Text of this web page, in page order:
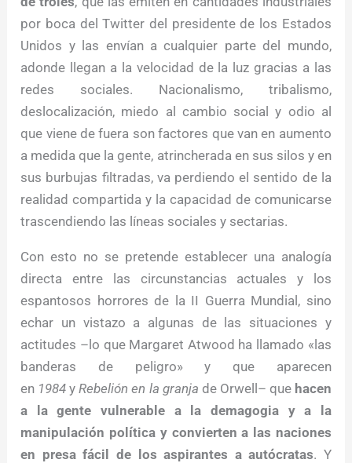
por boca del Twitter del presidente de los Estados
Unidos y las envían a cualquier parte del mundo,
adonde llegan a la velocidad de la luz gracias a las
redes sociales. Nacionalismo, tribalismo,
deslocalización, miedo al cambio social y odio al
que viene de fuera son factores que van en aumento
a medida que la gente, atrincherada en sus silos y en
sus burbujas filtradas, va perdiendo el sentido de la
realidad compartida y la capacidad de comunicarse
trascendiendo las líneas sociales y sectarias.
Con esto no se pretende establecer una analogía
directa entre las circunstancias actuales y los
espantosos horrores de la II Guerra Mundial, sino
echar un vistazo a algunas de las situaciones y
actitudes –lo que Margaret Atwood ha llamado «las
banderas de peligro» y que aparecen
en 1984 yRebelión en la granja de Orwell– que hacen
a la gente vulnerable a la demagogia y a la
manipulación política y convierten a las naciones
en presa fácil de los aspirantes a autócratas. Y